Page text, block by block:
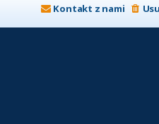
Kontakt z nami